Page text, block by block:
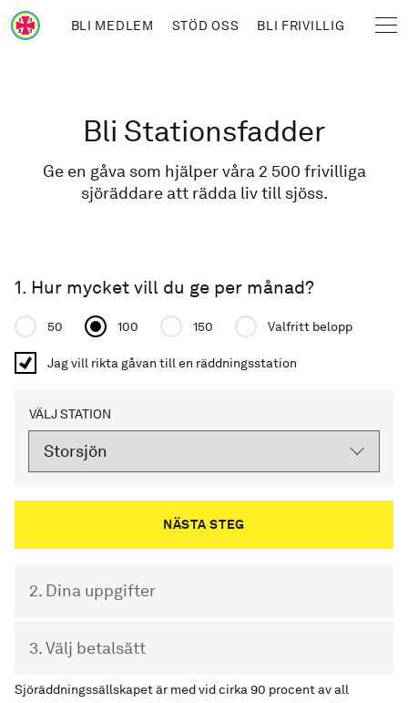
Hoppa till huvudinnehåll
BLI MEDLEM STÖD OSS BLI FRIVILLIG
Bli Stationsfadder
Ge en gåva som hjälper våra 2 500 frivilliga
sjöräddare att rädda liv till sjöss.
1. Hur mycket vill du ge per månad?
Donation amount
50 100 150 Valfritt belopp
Jag vill rikta gåvan till en räddningsstation
VÄLJ STATION
2. Dina uppgifter
3. Välj betalsätt
Sjöräddningssällskapet är med vid cirka 90 procent av all